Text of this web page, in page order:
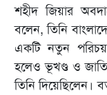
শহীদ জিয়ার
বলেন, তিনি
একটি নতুন
হলেও ভূখণ্ড ও
তিনি দিয়েছিলেন।